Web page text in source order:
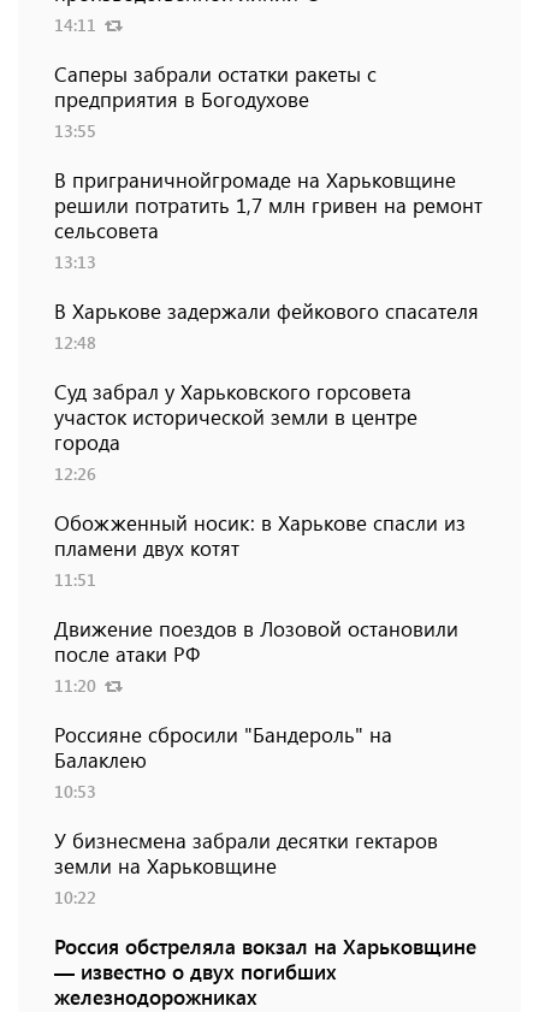
14:11
Саперы забрали остатки ракеты с
предприятия в Богодухове
13:55
В приграничнойгромаде на Харьковщине
решили потратить 1,7 млн ​​гривен на ремонт
сельсовета
13:13
В Харькове задержали фейкового спасателя
12:48
Суд забрал у Харьковского горсовета
участок исторической земли в центре
города
12:26
Обожженный носик: в Харькове спасли из
пламени двух котят
11:51
Движение поездов в Лозовой остановили
после атаки РФ
11:20
Россияне сбросили "Бандероль" на
Балаклею
10:53
У бизнесмена забрали десятки гектаров
земли на Харьковщине
10:22
Россия обстреляла вокзал на Харьковщине
— известно о двух погибших
железнодорожниках